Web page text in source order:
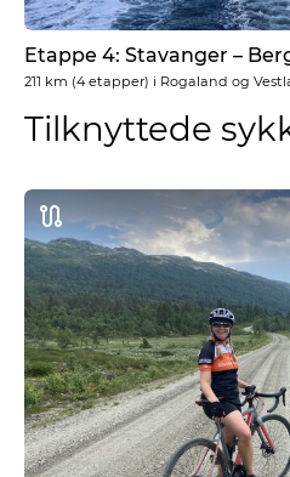
Etappe 4: Stavanger –
211 km (4 etapper) i Rogaland og
Tilknyttede